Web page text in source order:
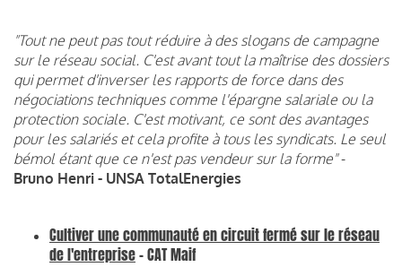
"Tout ne peut pas tout réduire à des slogans de campagne
sur le réseau social. C'est avant tout la maîtrise des dossiers
qui permet d'inverser les rapports de force dans des
négociations techniques comme l'épargne salariale ou la
protection sociale. C'est motivant, ce sont des avantages
pour les salariés et cela profite à tous les syndicats. Le seul
bémol étant que ce n'est pas vendeur sur la forme"-
Bruno Henri - UNSA TotalEnergies
Cultiver une communauté en circuit fermé sur le réseau
de l'entreprise- CAT Maif